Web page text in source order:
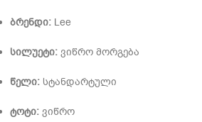
ბრენდი:Lee
სილუეტი:ვიწრო მორგება
წელი:სტანდარტული
ტოტი:ვიწრო